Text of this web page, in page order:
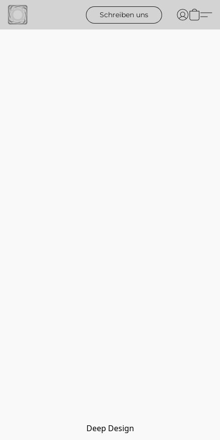
Schreiben uns
Deep Design